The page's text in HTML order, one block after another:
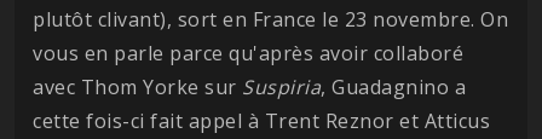
plutôt clivant), sort en France le 23 novembre. On
vous en parle parce qu'après avoir collaboré
avec Thom Yorke sur Suspiria, Guadagnino a
cette fois-ci fait appel à Trent Reznor et Atticus